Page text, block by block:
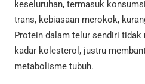
keseluruhan, termasuk
trans, kebiasaan merokok,
Protein dalam telur sendiri tidak
kadar kolesterol, justru
metabolisme tubuh.